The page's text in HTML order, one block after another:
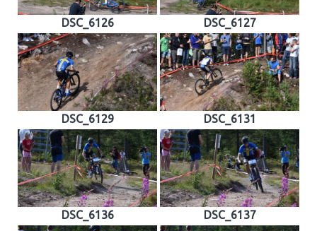
DSC_6126 DSC_6127
DSC_6129 DSC_6131
DSC_6136 DSC_6137